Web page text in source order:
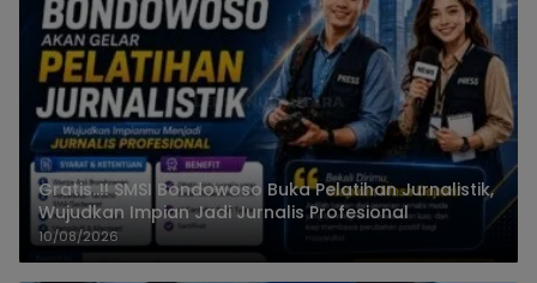
Gratis..!! SMSI Bondowoso Buka Pelatihan Jurnalistik,
Wujudkan Impian Jadi Jurnalis Profesional
10/08/2026